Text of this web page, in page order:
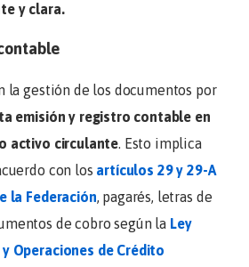
y clara.
la gestión de los documentos por
emisión y registro contable en
activo circulante . Esto implica
con los artículos 29 y 29-A
la Federación , pagarés, letras de
de cobro según la Ley
Operaciones de Crédito